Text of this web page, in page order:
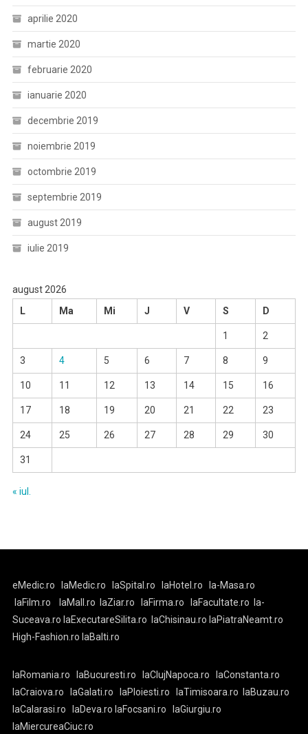
aprilie 2020
martie 2020
februarie 2020
ianuarie 2020
decembrie 2019
noiembrie 2019
octombrie 2019
septembrie 2019
august 2019
iulie 2019
august 2026
L
Ma Mi J V S D
1 2
3 4 5 6 7 8 9
10 11 12 13 14 15 16
17 18 19 20 21 22 23
24 25 26 27 28 29 30
31
« iul.
eMedic.ro laMedic.ro laSpital.ro laHotel.ro
la-Masa.ro
laFilm.ro
laMall.ro laZiar.ro laFirma.ro laFacultate.ro
la-
Suceava.ro laExecutareSilita.ro laChisinau.ro laPiatraNeamt.ro
High-Fashion.ro laBalti.ro
laRomania.ro laBucuresti.ro laClujNapoca.ro
laConstanta.ro
laCraiova.ro
laGalati.ro laPloiesti.ro laTimisoara.ro
laBuzau.ro
laCalarasi.ro
laDeva.ro laFocsani.ro
laGiurgiu.ro
laMiercureaCiuc.ro